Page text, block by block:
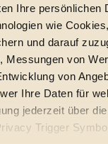
Ihre persönlichen
wie
und darauf
Messungen von
von
Ihre Daten für
jederzeit über
Trigger